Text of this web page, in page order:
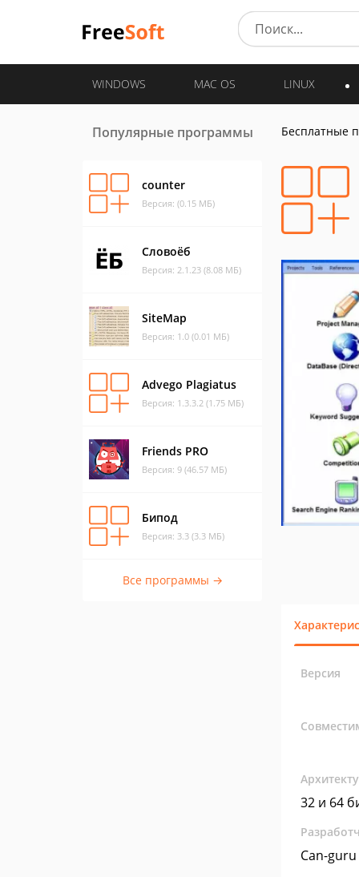
WINDOWS MAC OS LINUX
Популярные программы
counter
Версия: (0.15 МБ)
Словоёб
Версия: 2.1.23 (8.08 МБ)
SiteMap
Версия: 1.0 (0.01 МБ)
Advego Plagiatus
Версия: 1.3.3.2 (1.75 МБ)
Friends PRO
Версия: 9 (46.57 МБ)
Бипод
Версия: 3.3 (3.3 МБ)
Все программы →
Бесплатные
Версия
32 и 64
Can-guru